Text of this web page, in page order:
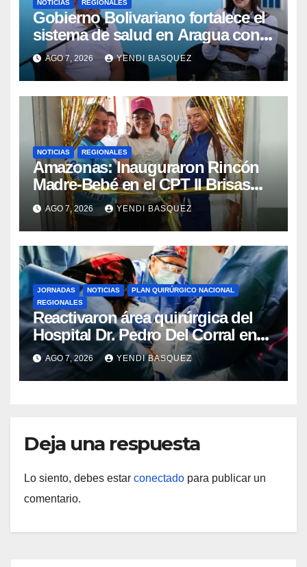
NOTICIAS REGIONALES
Gobierno Bolivariano fortalece el
sistema de salud en Aragua con
la reinauguración del CDI La Mora
AGO 7, 2026 YENDI BASQUEZ
NOTICIAS REGIONALES
​Amazonas: Inauguraron Rincón
Madre-Bebé en el CPT II Brisas
del Aeropuerto ​Inauguraron
Rincón
AGO 7, 2026 YENDI BASQUEZ
JORNADAS NOTICIAS
PLAN QUIRÚRGICO NACIONAL
REGIONALES
Reactivaron área quirúrgica del
Hospital Dr. Pedro Del Corral en
Guárico
AGO 7, 2026 YENDI BASQUEZ
Deja una respuesta
Lo siento, debes estar conectado para publicar un
comentario.